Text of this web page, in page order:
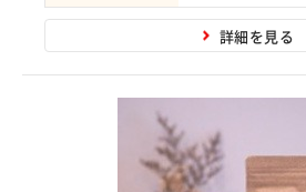
詳細を見る